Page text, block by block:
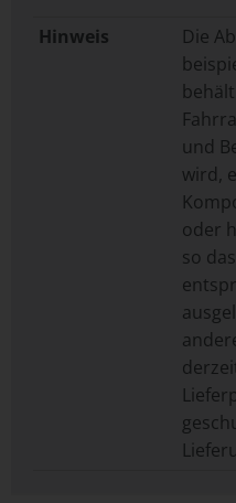
Hinweis
Die
und
wird,
oder
so